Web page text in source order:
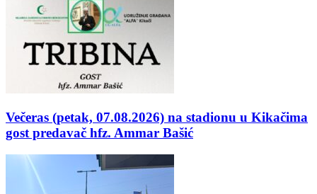
Večeras (petak, 07.08.2026) na stadionu u Kikačima
gost predavač hfz. Ammar Bašić